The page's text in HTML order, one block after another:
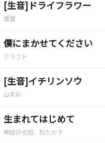
[生音]ドライフラワー
優里
僕にまかせてください
クラフト
[生音]イチリンソウ
山本彩
生まれてはじめて
神田沙也加、松たか子